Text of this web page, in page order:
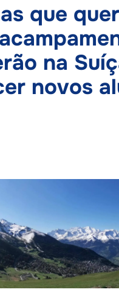
que
na
novos